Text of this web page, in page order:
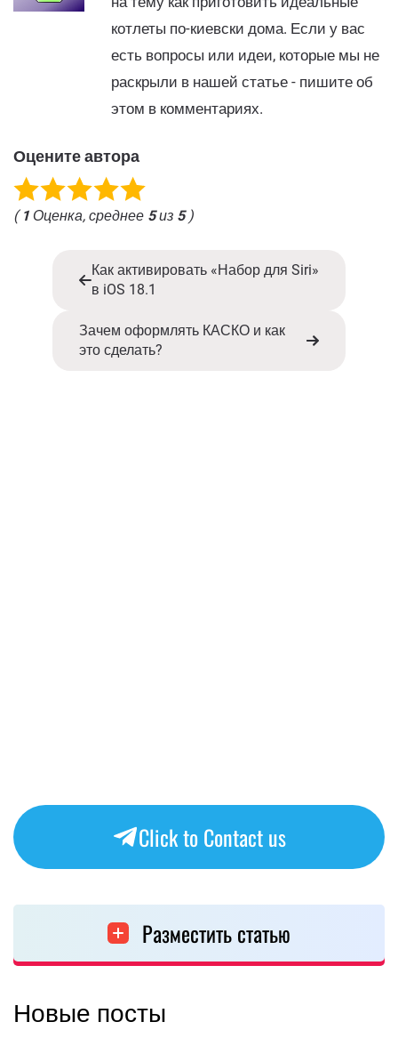
котлеты по-киевски дома. Если у вас
есть вопросы или идеи, которые мы не
раскрыли в нашей статье - пишите об
этом в комментариях.
Оцените автора
( 1 Оценка, среднее 5из 5)
Как активировать «Набор для Siri»
в iOS 18.1
Зачем оформлять КАСКО и как
это сделать?
Click to Contact us
Разместить статью
Новые посты